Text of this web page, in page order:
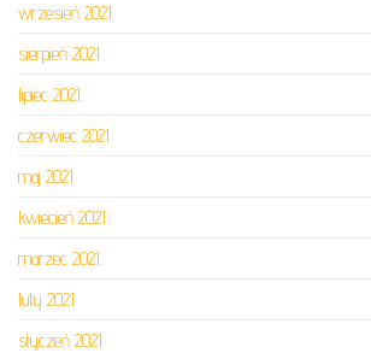
wrzesień 2021
sierpień 2021
lipiec 2021
czerwiec 2021
maj 2021
kwiecień 2021
marzec 2021
luty 2021
styczeń 2021